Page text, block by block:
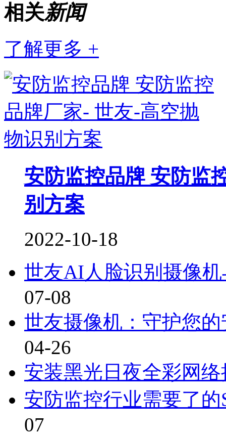
相关新闻
了解更多 +
安防监控品牌 安防监
别方案
2022-10-18
世友AI人脸识别摄像
07-08
世友摄像机：守护您
04-26
安装黑光日夜全彩网
安防监控行业需要了
07